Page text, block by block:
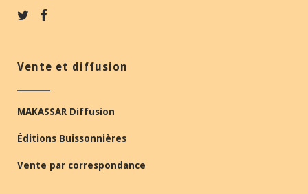
Vente et diffusion
MAKASSAR Diffusion
Éditions Buissonnières
Vente par correspondance